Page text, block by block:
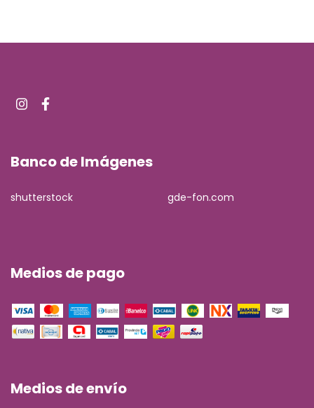
Banco de Imágenes
shutterstock gde-fon.com
Medios de pago
Medios de envío